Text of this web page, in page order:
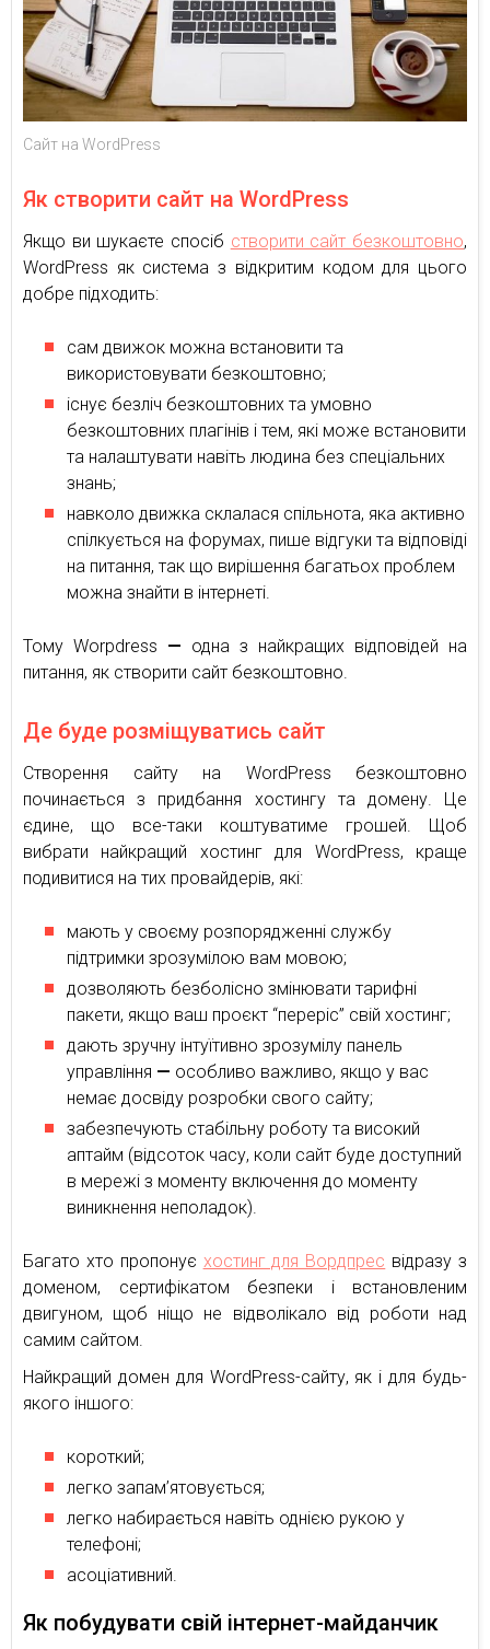
Cайт на WordPress
Як створити сайт на WordPress
Якщо ви шукаєте спосіб створити сайт безкоштовно,
WordPress як система з відкритим кодом для цього
добре підходить:
сам движок можна встановити та
використовувати безкоштовно;
існує безліч безкоштовних та умовно
безкоштовних плагінів і тем, які може встановити
та налаштувати навіть людина без спеціальних
знань;
навколо движка склалася спільнота, яка активно
спілкується на форумах, пише відгуки та відповіді
на питання, так що вирішення багатьох проблем
можна знайти в інтернеті.
Тому Worpdress — одна з найкращих відповідей на
питання, як створити сайт безкоштовно.
Де буде розміщуватись сайт
Створення сайту на WordPress безкоштовно
починається з придбання хостингу та домену. Це
єдине, що все-таки коштуватиме грошей. Щоб
вибрати найкращий хостинг для WordPress, краще
подивитися на тих провайдерів, які:
мають у своєму розпорядженні службу
підтримки зрозумілою вам мовою;
дозволяють безболісно змінювати тарифні
пакети, якщо ваш проєкт “переріс” свій хостинг;
дають зручну інтуїтивно зрозумілу панель
управління — особливо важливо, якщо у вас
немає досвіду розробки свого сайту;
забезпечують стабільну роботу та високий
аптайм (відсоток часу, коли сайт буде доступний
в мережі з моменту включення до моменту
виникнення неполадок).
Багато хто пропонує хостинг для Вордпрес відразу з
доменом, сертифікатом безпеки і встановленим
двигуном, щоб ніщо не відволікало від роботи над
самим сайтом.
Найкращий домен для WordPress-сайту, як і для будь-
якого іншого:
короткий;
легко запам’ятовується;
легко набирається навіть однією рукою у
телефоні;
асоціативний.
Як побудувати свій інтернет-майданчик